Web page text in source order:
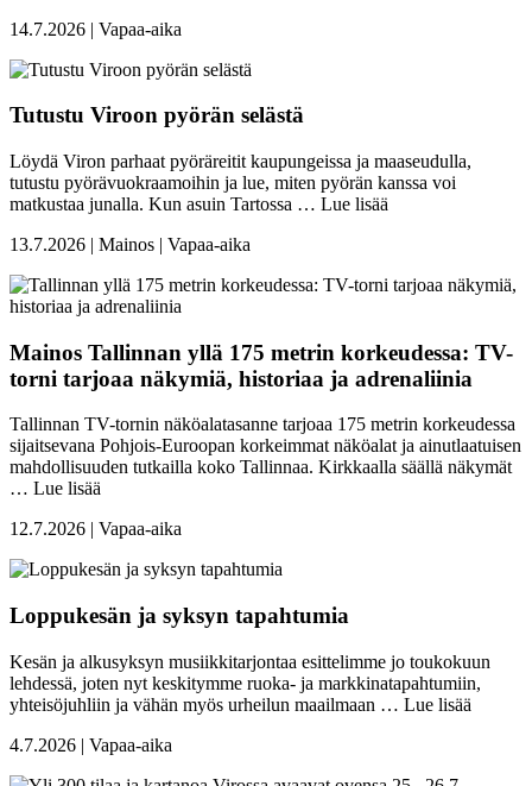
14.7.2026 | Vapaa-aika
Tutustu Viroon pyörän selästä
Löydä Viron parhaat pyöräreitit kaupungeissa ja maaseudulla,
tutustu pyörävuokraamoihin ja lue, miten pyörän kanssa voi
matkustaa junalla. Kun asuin Tartossa … Lue lisää
13.7.2026 | Mainos | Vapaa-aika
Mainos Tallinnan yllä 175 metrin korkeudessa: TV-
torni tarjoaa näkymiä, historiaa ja adrenaliinia
Tallinnan TV-tornin näköalatasanne tarjoaa 175 metrin korkeudessa
sijaitsevana Pohjois-Euroopan korkeimmat näköalat ja ainutlaatuisen
mahdollisuuden tutkailla koko Tallinnaa. Kirkkaalla säällä näkymät
… Lue lisää
12.7.2026 | Vapaa-aika
Loppukesän ja syksyn tapahtumia
Kesän ja alkusyksyn musiikkitarjontaa esittelimme jo toukokuun
lehdessä, joten nyt keskitymme ruoka- ja markkinatapahtumiin,
yhteisöjuhliin ja vähän myös urheilun maailmaan … Lue lisää
4.7.2026 | Vapaa-aika